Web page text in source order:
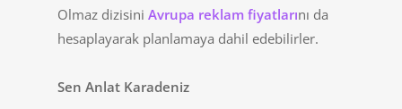
Olmaz dizisini Avrupa reklam fiyatlarını da
hesaplayarak planlamaya dahil edebilirler.
Sen Anlat Karadeniz